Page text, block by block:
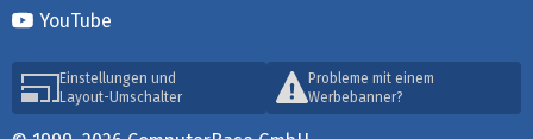
YouTube
Einstellungen und
Layout-Umschalter
Probleme mit einem
Werbebanner?